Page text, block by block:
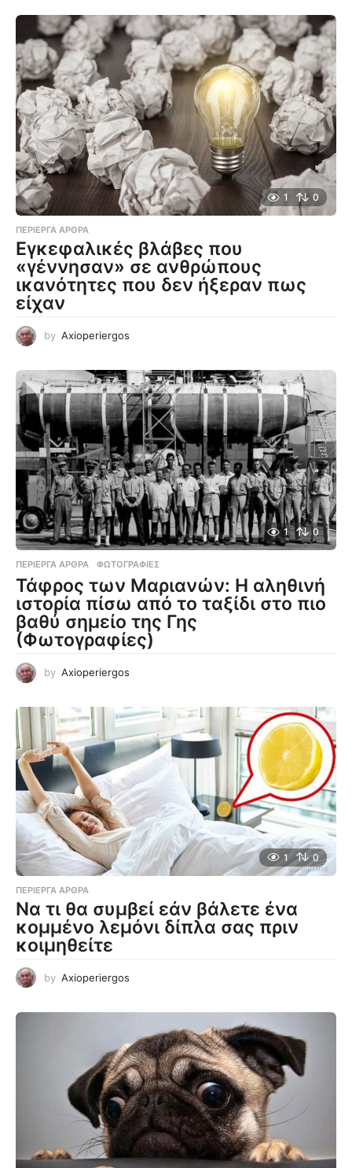
1 0
ΠΕΡΊΕΡΓΑ ΆΡΘΡΑ
Εγκεφαλικές βλάβες που
«γέννησαν» σε ανθρώπους
ικανότητες που δεν ήξεραν πως
είχαν
by Axioperiergos
1 0
ΠΕΡΊΕΡΓΑ ΆΡΘΡΑ ,ΦΩΤΟΓΡΑΦΊΕΣ
Τάφρος των Μαριανών: Η αληθινή
ιστορία πίσω από το ταξίδι στο πιο
βαθύ σημείο της Γης
(Φωτογραφίες)
by Axioperiergos
1 0
ΠΕΡΊΕΡΓΑ ΆΡΘΡΑ
Να τι θα συμβεί εάν βάλετε ένα
κομμένο λεμόνι δίπλα σας πριν
κοιμηθείτε
by Axioperiergos